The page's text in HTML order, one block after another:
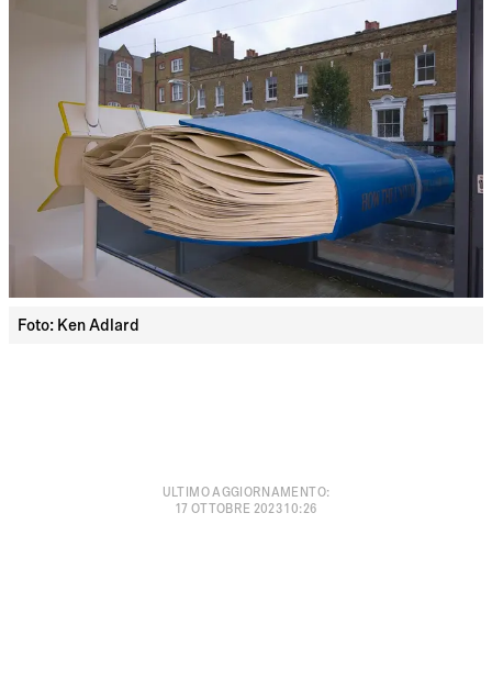
Foto: Ken Adlard
ULTIMO AGGIORNAMENTO:
17 OTTOBRE 2023 10:26